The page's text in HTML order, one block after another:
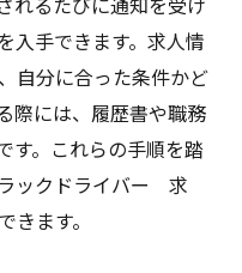
入手できます。求人情
自分に合った条件かど
際には、履歴書や職務
す。これらの手順を踏
ックドライバー 求
ます。